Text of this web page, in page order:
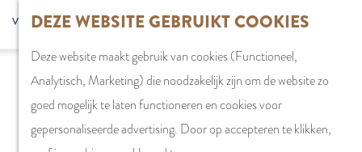
DEZE WEBSITE GEBRUIKT COOKIES
Deze website maakt gebruik van cookies (Functioneel,
Analytisch, Marketing) die noodzakelijk zijn om de website zo
goed mogelijk te laten functioneren en cookies voor
gepersonaliseerde advertising. Door op accepteren te klikken,
MENU
Z
o
e
k
e
S
e
G
o
WINKELEN
Stadshart
Winkels in
Markten